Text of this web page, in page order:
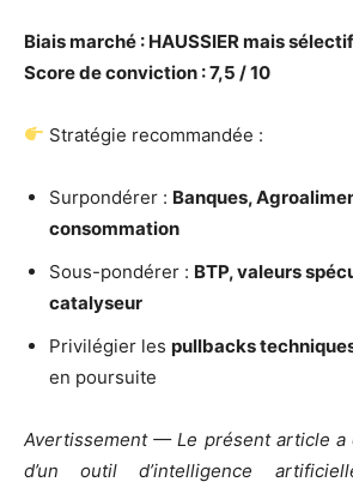
Biais marché : HAUSSIER mais sélectif
Score de conviction : 7,5 / 10
Stratégie recommandée :
Surpondérer : Banques,
consommation
Sous-pondérer : BTP, valeurs
catalyseur
Privilégier les pullbacks
en poursuite
Avertissement — Le présent article a
d’un outil d’intelligence